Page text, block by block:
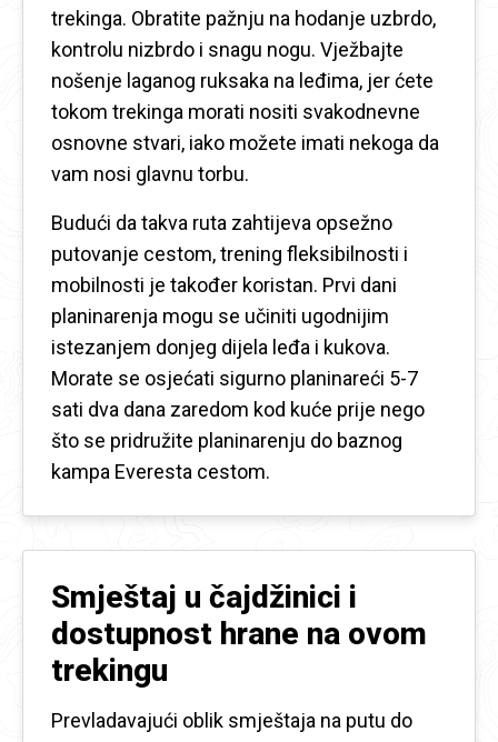
trekinga. Obratite pažnju na hodanje uzbrdo,
kontrolu nizbrdo i snagu nogu. Vježbajte
nošenje laganog ruksaka na leđima, jer ćete
tokom trekinga morati nositi svakodnevne
osnovne stvari, iako možete imati nekoga da
vam nosi glavnu torbu.
Budući da takva ruta zahtijeva opsežno
putovanje cestom, trening fleksibilnosti i
mobilnosti je također koristan. Prvi dani
planinarenja mogu se učiniti ugodnijim
istezanjem donjeg dijela leđa i kukova.
Morate se osjećati sigurno planinareći 5-7
sati dva dana zaredom kod kuće prije nego
što se pridružite planinarenju do baznog
kampa Everesta cestom.
Smještaj u čajdžinici i
dostupnost hrane na ovom
trekingu
Prevladavajući oblik smještaja na putu do